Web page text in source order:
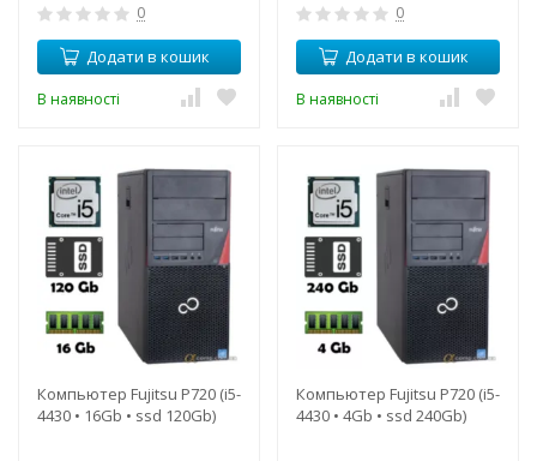
0
Додати в кошик
В наявності
0
Додати в кошик
В наявності
Компьютер Fujitsu P720 (i5-
4430 • 16Gb • ssd 120Gb)
Компьютер Fujitsu P720 (i5-
4430 • 4Gb • ssd 240Gb)